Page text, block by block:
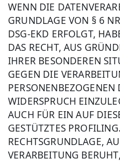
WENN DIE
GRUNDLAGE VON § 6
DSG-EKD ERFOLGT,
DAS RECHT, AUS
IHRER BESONDEREN
GEGEN DIE
PERSONENBEZOGENEN
WIDERSPRUCH
AUCH FÜR EIN AUF
GESTÜTZTES
RECHTSGRUNDLAGE,
VERARBEITUNG